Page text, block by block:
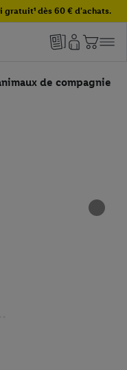
gratuit¹ dès 60 € d'achats.
de compagnie